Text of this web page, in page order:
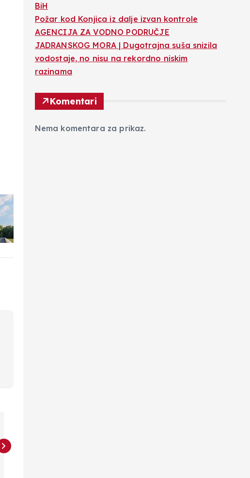
BiH
Požar kod Konjica iz dalje izvan kontrole
AGENCIJA ZA VODNO PODRUČJE
JADRANSKOG MORA | Dugotrajna suša snizila
vodostaje, no nisu na rekordno niskim
razinama
Komentari
Nema komentara za prikaz.